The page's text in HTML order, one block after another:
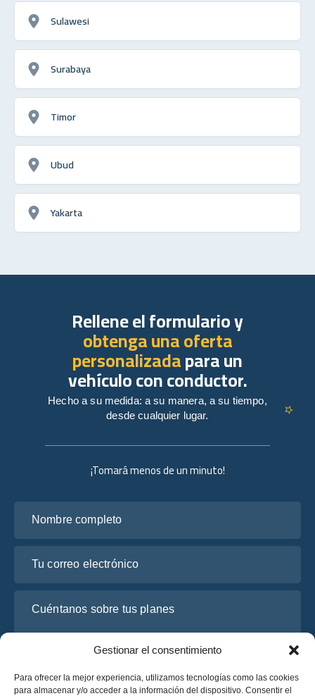
Gestionar el consentimiento
Para ofrecer la mejor experiencia, utilizamos tecnologías como las cookies
para almacenar y/o acceder a la información del dispositivo. Consentir el
Sulawesi
Surabaya
Timor
Ubud
Yakarta
¡Tomará menos de un minuto!
Rellene el formulario y
obtenga una oferta
personalizadapara un
vehículo con conductor.
Hecho a su medida: a su manera, a su tiempo,
desde cualquier lugar.